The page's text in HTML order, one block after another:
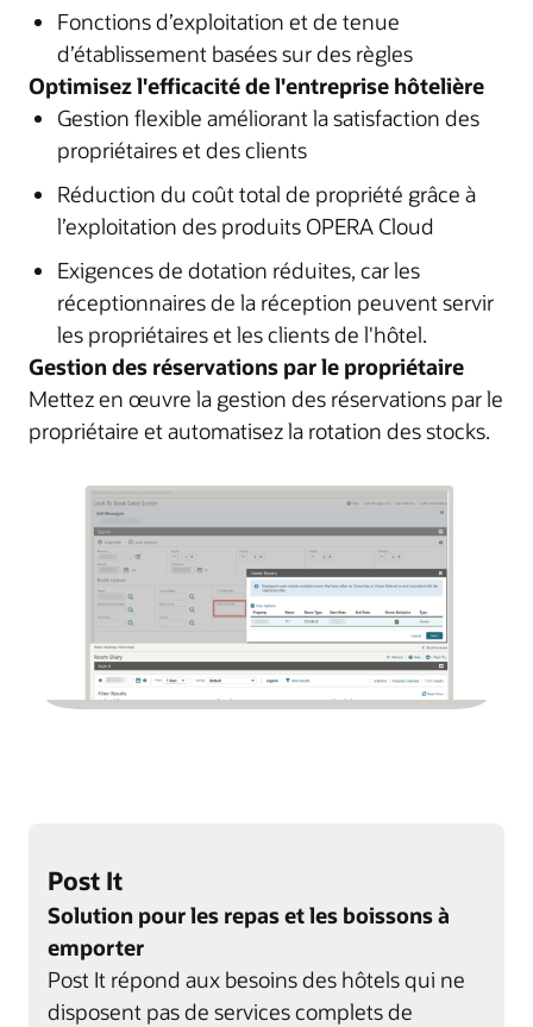
Fonctions d’exploitation et de tenue
d’établissement basées sur des règles
Optimisez l'efficacité de l'entreprise hôtelière
Gestion flexible améliorant la satisfaction des
propriétaires et des clients
Réduction du coût total de propriété grâce à
l’exploitation des produits OPERA Cloud
Exigences de dotation réduites, car les
réceptionnaires de la réception peuvent servir
les propriétaires et les clients de l'hôtel.
Gestion des réservations par le propriétaire
Mettez en œuvre la gestion des réservations par le
propriétaire et automatisez la rotation des stocks.
Post It
Solution pour les repas et les boissons à
emporter
Post It répond aux besoins des hôtels qui ne
disposent pas de services complets de